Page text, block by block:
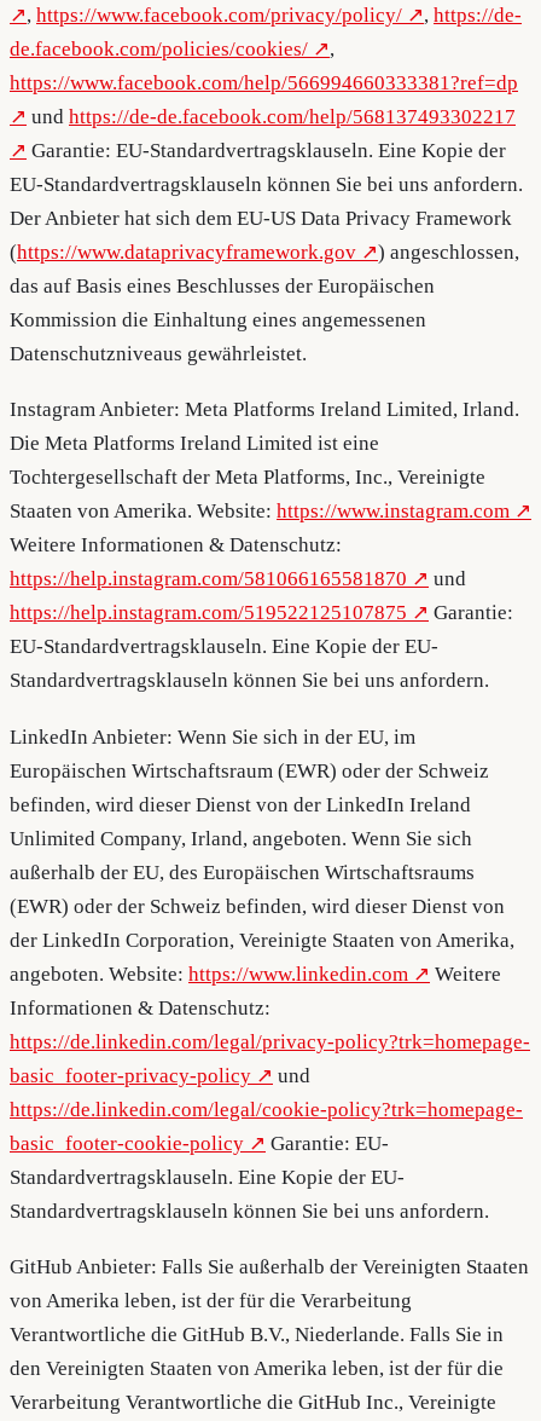
, https://www.facebook.com/privacy/policy/ , https://de-
de.facebook.com/policies/cookies/
,
https://www.facebook.com/help/566994660333381?ref=dp
und https://de-de.facebook.com/help/568137493302217
Garantie: EU-Standardvertragsklauseln. Eine Kopie der
EU-Standardvertragsklauseln können Sie bei uns anfordern.
Der Anbieter hat sich dem EU-US Data Privacy Framework
(https://www.dataprivacyframework.gov
) angeschlossen,
das auf Basis eines Beschlusses der Europäischen
Kommission die Einhaltung eines angemessenen
Datenschutzniveaus gewährleistet.
Instagram Anbieter: Meta Platforms Ireland Limited, Irland.
Die Meta Platforms Ireland Limited ist eine
Tochtergesellschaft der Meta Platforms, Inc., Vereinigte
Staaten von Amerika. Website: https://www.instagram.com
Weitere Informationen & Datenschutz:
https://help.instagram.com/581066165581870
und
https://help.instagram.com/519522125107875
Garantie:
EU-Standardvertragsklauseln. Eine Kopie der EU-
Standardvertragsklauseln können Sie bei uns anfordern.
LinkedIn Anbieter: Wenn Sie sich in der EU, im
Europäischen Wirtschaftsraum (EWR) oder der Schweiz
befinden, wird dieser Dienst von der LinkedIn Ireland
Unlimited Company, Irland, angeboten. Wenn Sie sich
außerhalb der EU, des Europäischen Wirtschaftsraums
(EWR) oder der Schweiz befinden, wird dieser Dienst von
der LinkedIn Corporation, Vereinigte Staaten von Amerika,
angeboten. Website: https://www.linkedin.com
Weitere
Informationen & Datenschutz:
https://de.linkedin.com/legal/privacy-policy?trk=homepage-
basic_footer-privacy-policy
und
https://de.linkedin.com/legal/cookie-policy?trk=homepage-
basic_footer-cookie-policy
Garantie: EU-
Standardvertragsklauseln. Eine Kopie der EU-
Standardvertragsklauseln können Sie bei uns anfordern.
GitHub Anbieter: Falls Sie außerhalb der Vereinigten Staaten
von Amerika leben, ist der für die Verarbeitung
Verantwortliche die GitHub B.V., Niederlande. Falls Sie in
den Vereinigten Staaten von Amerika leben, ist der für die
Verarbeitung Verantwortliche die GitHub Inc., Vereinigte